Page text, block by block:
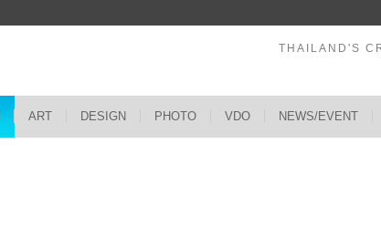
THAILAND'S
ART DESIGN PHOTO VDO NEWS/EVENT